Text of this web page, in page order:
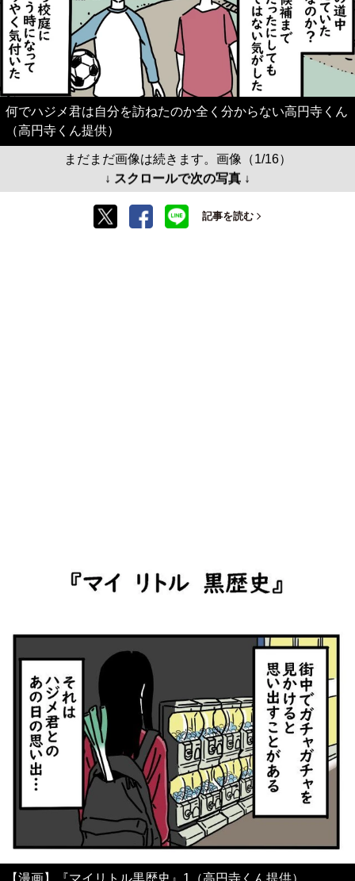
何でハジメ君は自分を訪ねたのか全く分からない高円寺くん
（高円寺くん提供）
まだまだ画像は続きます。画像（1/16）
↓ スクロールで次の写真 ↓
記事を読む
【漫画】『マイリトル黒歴史』1（高円寺くん提供）